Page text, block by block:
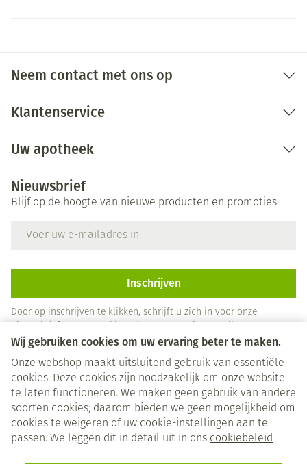
Wij gebruiken cookies om uw ervaring beter te maken.
Onze webshop maakt uitsluitend gebruik van essentiële
cookies. Deze cookies zijn noodzakelijk om onze website
te laten functioneren. We maken geen gebruik van andere
soorten cookies; daarom bieden we geen mogelijkheid om
cookies te weigeren of uw cookie-instellingen aan te
passen. We leggen dit in detail uit in ons cookiebeleid
Neem contact met ons op
Klantenservice
Uw apotheek
Nieuwsbrief
Blijf op de hoogte van nieuwe producten en promoties
Inschrijven
Door op inschrijven te klikken, schrijft u zich in voor onze
Juridische links